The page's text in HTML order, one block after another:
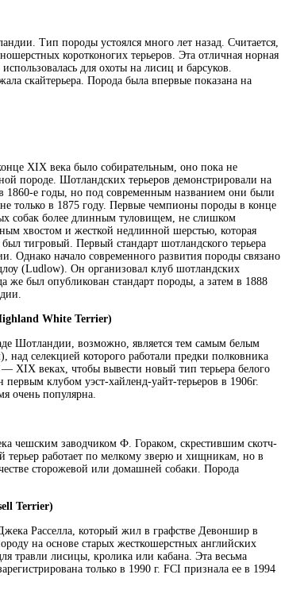
Тип породы устоялся много лет назад. Считается,
коротконогих терьеров. Эта отличная норная
для охоты на лисиц и барсуков.
скайтерьера. Порода была впервые показана на
XIX века было собирательным, оно пока не
породе. Шотландских терьеров демонстрировали на
1860-е годы, но под современным названием они были
только в 1875 году. Первые чемпионы породы в конце
собак более длинным туловищем, не слишком
хвостом и жесткой недлинной шерстью, которая
тигровый. Первый стандарт шотландского терьера
Однако начало современного развития породы связано
(Ludlow). Он организовал клуб шотландских
же был опубликован стандарт породы, а затем в 1888
White Terrier)
Шотландии, возможно, является тем самым белым
над селекцией которого работали предки полковника
XIX веках, чтобы вывести новый тип терьера белого
первым клубом уэст-хайленд-уайт-терьеров в 1906г.
очень популярна.
чешским заводчиком Ф. Гораком, скрестившим скотч-
терьер работает по мелкому зверю и хищникам, но в
сторожевой или домашней собаки. Порода
Terrier)
Расселла, который жил в графстве Девоншир в
на основе старых жесткошерстных английских
травли лисицы, кролика или кабана. Эта весьма
только в 1990 г. FCI признала ее в 1994